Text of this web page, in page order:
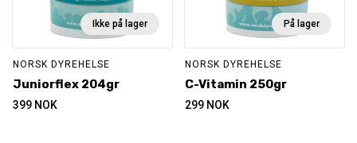
Ikke på lager
NORSK DYREHELSE
Juniorflex 204gr
399 NOK
På lager
NORSK DYREHELSE
C-Vitamin 250gr
299 NOK